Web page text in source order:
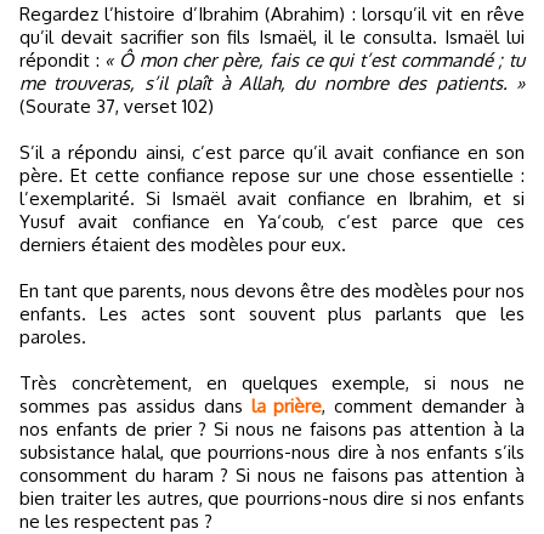
Regardez l’histoire d’Ibrahim (Abrahim) : lorsqu’il vit en rêve
qu’il devait sacrifier son fils Ismaël, il le consulta. Ismaël lui
répondit : « Ô mon cher père, fais ce qui t’est commandé ; tu
me trouveras, s’il plaît à Allah, du nombre des patients. »
(Sourate 37, verset 102)
S’il a répondu ainsi, c’est parce qu’il avait confiance en son
père. Et cette confiance repose sur une chose essentielle :
l’exemplarité. Si Ismaël avait confiance en Ibrahim, et si
Yusuf avait confiance en Ya‘coub, c’est parce que ces
derniers étaient des modèles pour eux.
En tant que parents, nous devons être des modèles pour nos
enfants. Les actes sont souvent plus parlants que les
paroles.
Très concrètement, en quelques exemple, si nous ne
sommes pas assidus dans la prière, comment demander à
nos enfants de prier ? Si nous ne faisons pas attention à la
subsistance halal, que pourrions-nous dire à nos enfants s’ils
consomment du haram ? Si nous ne faisons pas attention à
bien traiter les autres, que pourrions-nous dire si nos enfants
ne les respectent pas ?